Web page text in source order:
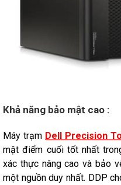
Khả năng bảo mật cao :
Máy trạm Dell Precision
mật điểm cuối tốt nhất
xác thực nâng cao và bảo
một nguồn duy nhất. DDP